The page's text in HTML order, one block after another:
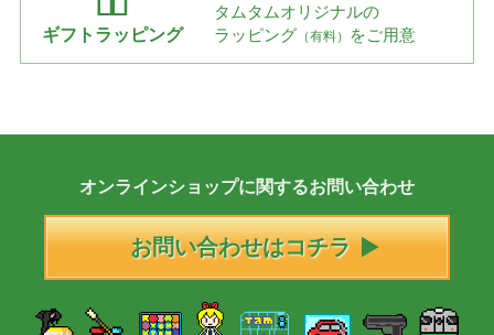
ギフトラッピング
タムタムオリジナルの
ラッピング （有料） をご用意
オンラインショップに関するお問い合わせ
お問い合わせはコチラ